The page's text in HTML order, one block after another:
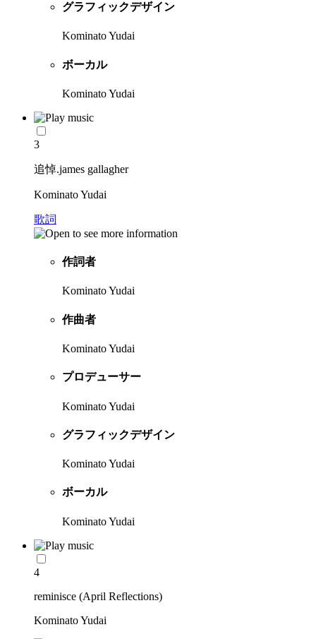
グラフィックデザイン
Kominato Yudai
ボーカル
Kominato Yudai
3
追悼.james gallagher
Kominato Yudai
歌詞
作詞者
Kominato Yudai
作曲者
Kominato Yudai
プロデューサー
Kominato Yudai
グラフィックデザイン
Kominato Yudai
ボーカル
Kominato Yudai
4
reminisce (April Reflections)
Kominato Yudai